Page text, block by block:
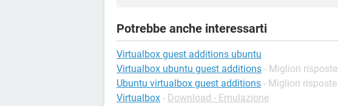
Potrebbe anche interessarti
Virtualbox guest additions ubuntu
Virtualbox ubuntu guest additions - Migliori risposte
Ubuntu virtualbox guest additions - Migliori risposte
Virtualbox - Download - Emulazione